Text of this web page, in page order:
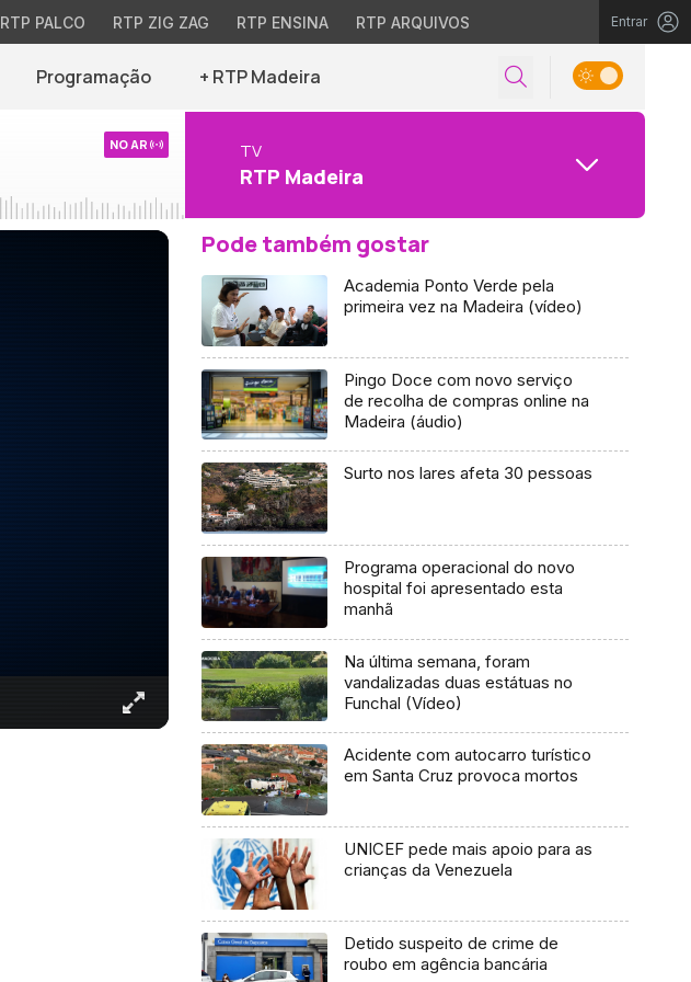
RTP PALCO RTP ZIG ZAG RTP ENSINA RTP ARQUIVOS Entrar
Programação + RTP Madeira
NO AR TV
RTP Madeira
Pode também gostar
Academia Ponto Verde pela
primeira vez na Madeira (vídeo)
Pingo Doce com novo serviço
de recolha de compras online na
Madeira (áudio)
Surto nos lares afeta 30 pessoas
Programa operacional do novo
hospital foi apresentado esta
manhã
Na última semana, foram
vandalizadas duas estátuas no
Funchal (Vídeo)
Acidente com autocarro turístico
em Santa Cruz provoca mortos
UNICEF pede mais apoio para as
crianças da Venezuela
Detido suspeito de crime de
roubo em agência bancária